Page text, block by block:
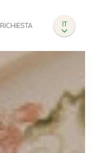
IT
RICHIESTA